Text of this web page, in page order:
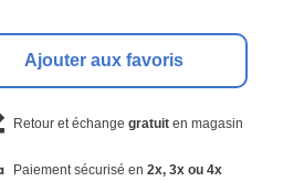
Ajouter aux favoris
Retour et échange gratuiten magasin
Paiement sécurisé en 2x, 3x ou 4x